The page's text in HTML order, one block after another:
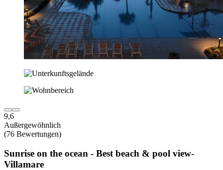
9,6
Außergewöhnlich
(76 Bewertungen)
Sunrise on the ocean - Best beach & pool view-
Villamare